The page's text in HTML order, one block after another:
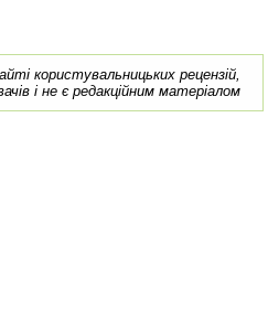
користувальницьких рецензій,
і не є редакційним матеріалом